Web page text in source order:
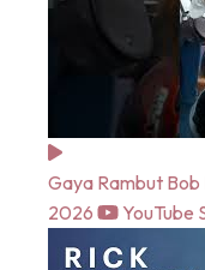
Gaya Rambut Bob
2026
YouTube